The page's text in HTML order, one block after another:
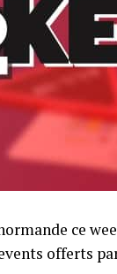
ce
offerts